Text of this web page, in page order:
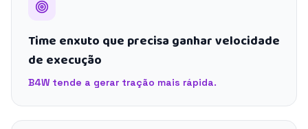
Time enxuto que precisa ganhar velocidade
de execução
B4W tende a gerar tração mais rápida.